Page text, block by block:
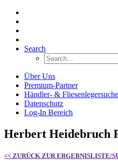
Search
Über Uns
Premium-Partner
Händler- & Fliesenlegersuche
Datenschutz
Log-In Bereich
Herbert Heidebruch
<< ZURÜCK ZUR ERGEBNISLISTE/